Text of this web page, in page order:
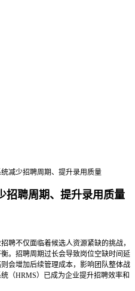
减少招聘周期、提升录用质量
招聘周期、提升录用质量
聘不仅面临着候选人资源紧缺的挑战，
。招聘周期过长会导致岗位空缺时间延
会增加后续管理成本，影响团队整体战
（HRMS）已成为企业提升招聘效率和